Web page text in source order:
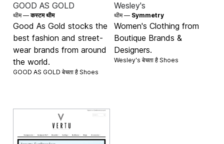
GOOD AS GOLD
थीम —कस्टम थीम
Good As Gold stocks the
best fashion and street-
wear brands from around
the world.
GOOD AS GOLD बेचता है Shoes
Wesley's
थीम — Symmetry
Women's Clothing from
Boutique Brands &
Designers.
Wesley's बेचता है Shoes